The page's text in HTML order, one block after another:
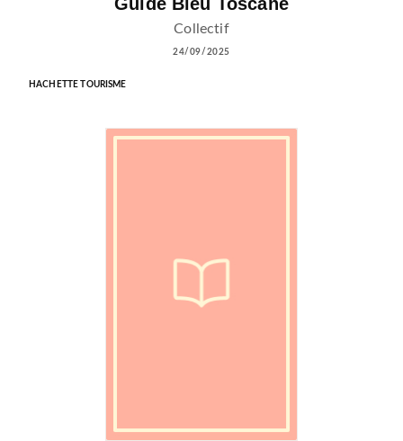
Collectif
24/09/2025
HACHETTE TOURISME